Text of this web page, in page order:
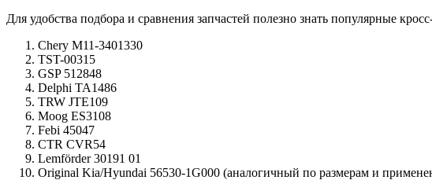
Для удобства подбора и сравнения запчастей полезно знать популярные
Chery M11-3401330
TST-00315
GSP 512848
Delphi TA1486
TRW JTE109
Moog ES3108
Febi 45047
CTR CVR54
Lemförder 30191 01
Original Kia/Hyundai 56530-1G000 (аналогичный по размерам и